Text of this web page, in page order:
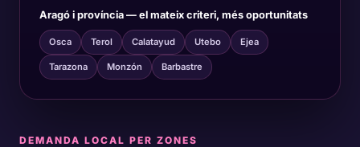
Aragó i província — el mateix criteri, més oportunitats
Osca Terol Calatayud Utebo Ejea
Tarazona Monzón Barbastre
DEMANDA LOCAL PER ZONES